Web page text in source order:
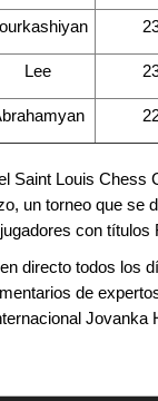
Lee
Saint Louis Chess
un torneo que se
con títulos
directo todos los
de
Jovanka